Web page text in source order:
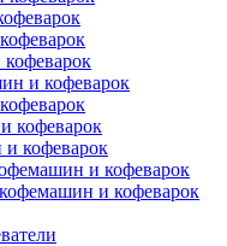
и кофеварок
кофеварок
кофеварок
и кофеварок
и кофеварок